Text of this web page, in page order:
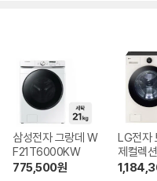
삼성전자 그랑데 W
F21T6000KW
775,500원
LG전자
제컬렉